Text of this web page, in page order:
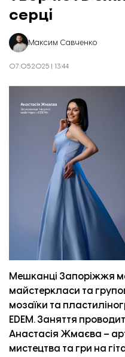
Бізнес
Шлях додому
Колонки
Про нас
Редакційна політика
серці
Максим Савченко
07.05.2025 | 13:44
Мешканці Запоріжжя
майстеркласи та
мозаїки та
EDEM. Заняття
Анастасія Жмаєва –
мистецтва та гри на